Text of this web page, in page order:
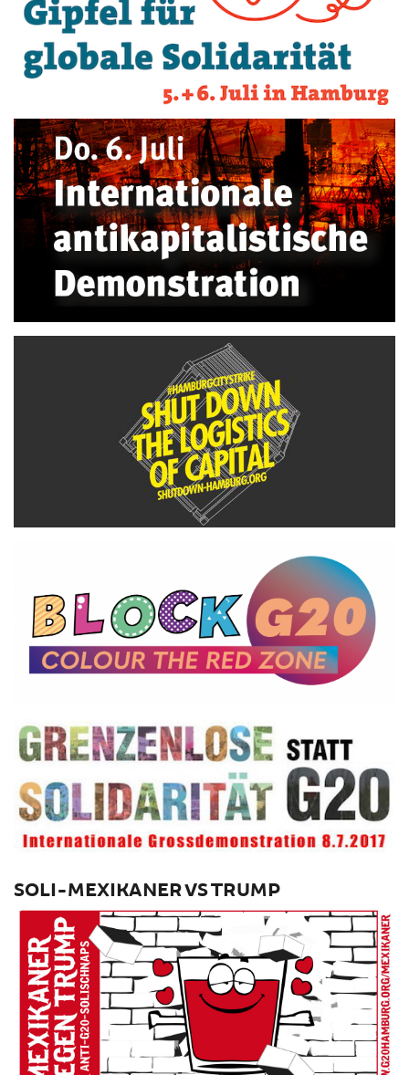
SOLI-MEXIKANER VS TRUMP